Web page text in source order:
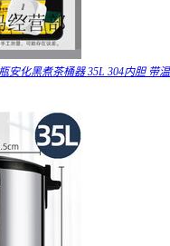
安化黑煮茶桶器 35L 304内胆 带温